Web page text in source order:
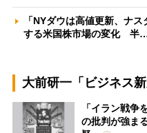
「NYダウは高値更新、ナ
する米国株市場の変化 半
大前研一「ビジネス
「イラン戦争
の批判が強ま